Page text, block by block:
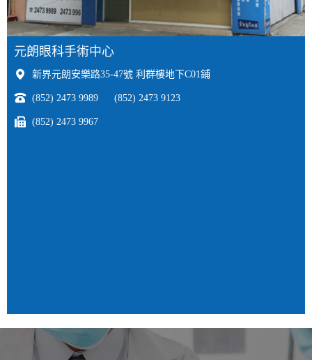
元朗眼科手術中心
新界元朗安樂路35-47號 利群樓地下C01鋪
(852) 2473 9989 (852) 2473 9123
(852) 2473 9967